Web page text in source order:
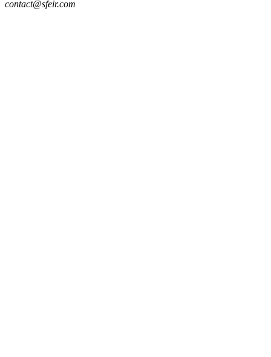
contact@sfeir.com